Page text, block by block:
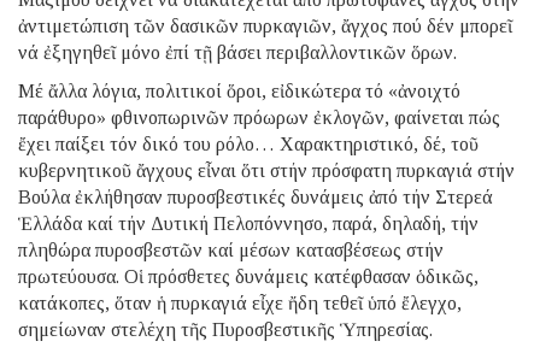
ἀντιμετώπιση τῶν δασικῶν πυρκαγιῶν, ἄγχος πού δέν μπορεῖ
νά ἐξηγηθεῖ μόνο ἐπί τῇ βάσει περιβαλλοντικῶν ὅρων.
Μέ ἄλλα λόγια, πολιτικοί ὅροι, εἰδικώτερα τό «ἀνοιχτό
παράθυρο» φθινοπωρινῶν πρόωρων ἐκλογῶν, φαίνεται πώς
ἔχει παίξει τόν δικό του ρόλο… Χαρακτηριστικό, δέ, τοῦ
κυβερνητικοῦ ἄγχους εἶναι ὅτι στήν πρόσφατη πυρκαγιά στήν
Βούλα ἐκλήθησαν πυροσβεστικές δυνάμεις ἀπό τήν Στερεά
Ἑλλάδα καί τήν Δυτική Πελοπόννησο, παρά, δηλαδή, τήν
πληθώρα πυροσβεστῶν καί μέσων κατασβέσεως στήν
πρωτεύουσα. Οἱ πρόσθετες δυνάμεις κατέφθασαν ὁδικῶς,
κατάκοπες, ὅταν ἡ πυρκαγιά εἶχε ἤδη τεθεῖ ὑπό ἔλεγχο,
σημείωναν στελέχη τῆς Πυροσβεστικῆς Ὑπηρεσίας.